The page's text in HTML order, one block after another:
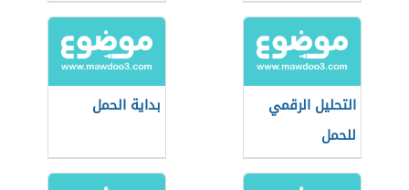
التحليل الرقمي
للحمل
بداية الحمل